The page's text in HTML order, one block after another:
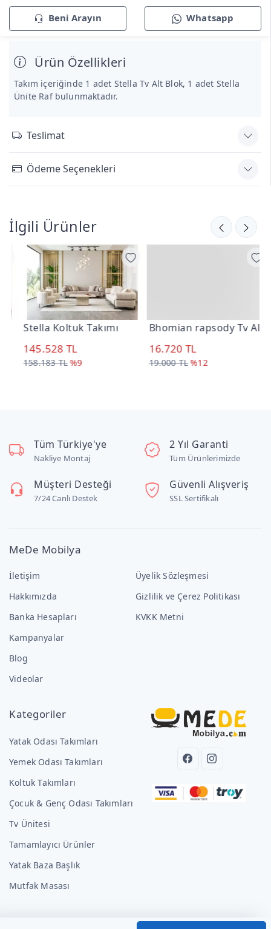
Beni Arayın Whatsapp
Ürün Özellikleri
Takım içeriğinde 1 adet Stella Tv Alt Blok, 1 adet Stella
Ünite Raf bulunmaktadır.
Teslimat
Ödeme Seçenekleri
İlgili Ürünler
Stella Koltuk Takımı
145.528 TL
158.183 TL %9
Bhomian rapsody Tv Alt
16.720 TL
19.000 TL %12
Tüm Türkiye'ye
Nakliye Montaj
2 Yıl Garanti
Tüm Ürünlerimizde
Müşteri Desteği
7/24 Canlı Destek
Güvenli Alışveriş
SSL Sertifikalı
MeDe Mobilya
İletişim
Hakkımızda
Banka Hesapları
Kampanyalar
Blog
Videolar
Üyelik Sözleşmesi
Gizlilik ve Çerez Politikası
KVKK Metni
Kategoriler
Yatak Odası Takımları
Yemek Odası Takımları
Koltuk Takımları
Çocuk & Genç Odası Takımları
Tv Ünitesi
Tamamlayıcı Ürünler
Yatak Baza Başlık
Mutfak Masası